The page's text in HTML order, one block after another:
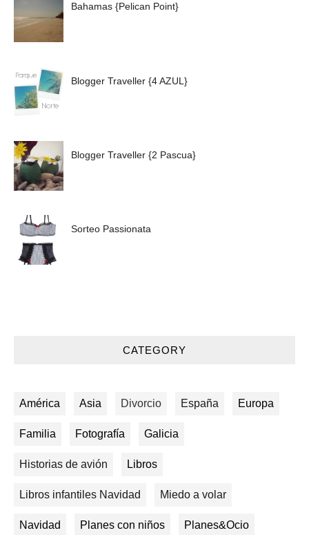
Bahamas {Pelican Point}
Blogger Traveller {4 AZUL}
Blogger Traveller {2 Pascua}
Sorteo Passionata
CATEGORY
América Asia Divorcio España Europa
Familia Fotografía Galicia
Historias de avión Libros
Libros infantiles Navidad Miedo a volar
Navidad Planes con niños Planes&Ocio